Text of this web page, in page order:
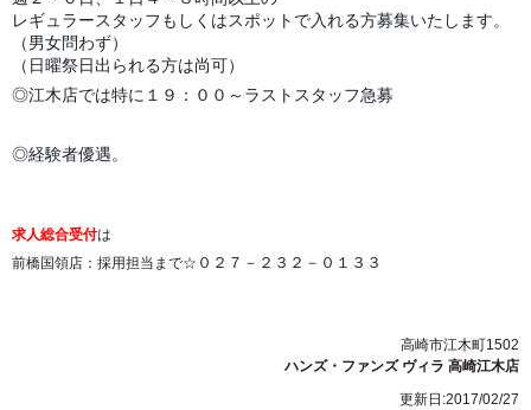
レギュラースタッフもしくはスポットで入れる方募集いたします。
（男女問わず）
（日曜祭日出られる方は尚可）
◎江木店では特に１９：００～ラストスタッフ急募
◎経験者優遇。
求人総合受付は
前橋国領店：採用担当まで☆ ０２７－２３２－０１３３
高崎市江木町1502
ハンズ・ファンズ ヴィラ 高崎江木店
更新日:2017/02/27